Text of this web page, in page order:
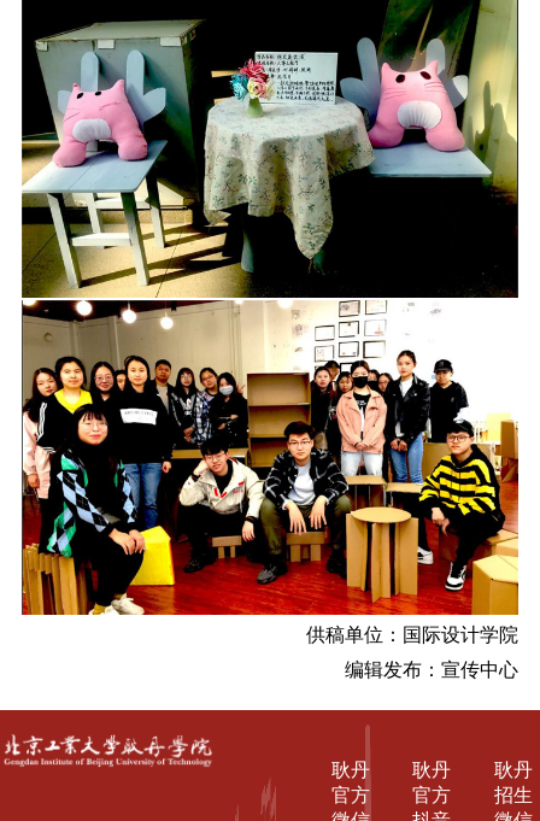
供稿单位：国际设计学院
编辑发布：宣传中心
耿丹
招生
耿丹
官方
耿丹
官方